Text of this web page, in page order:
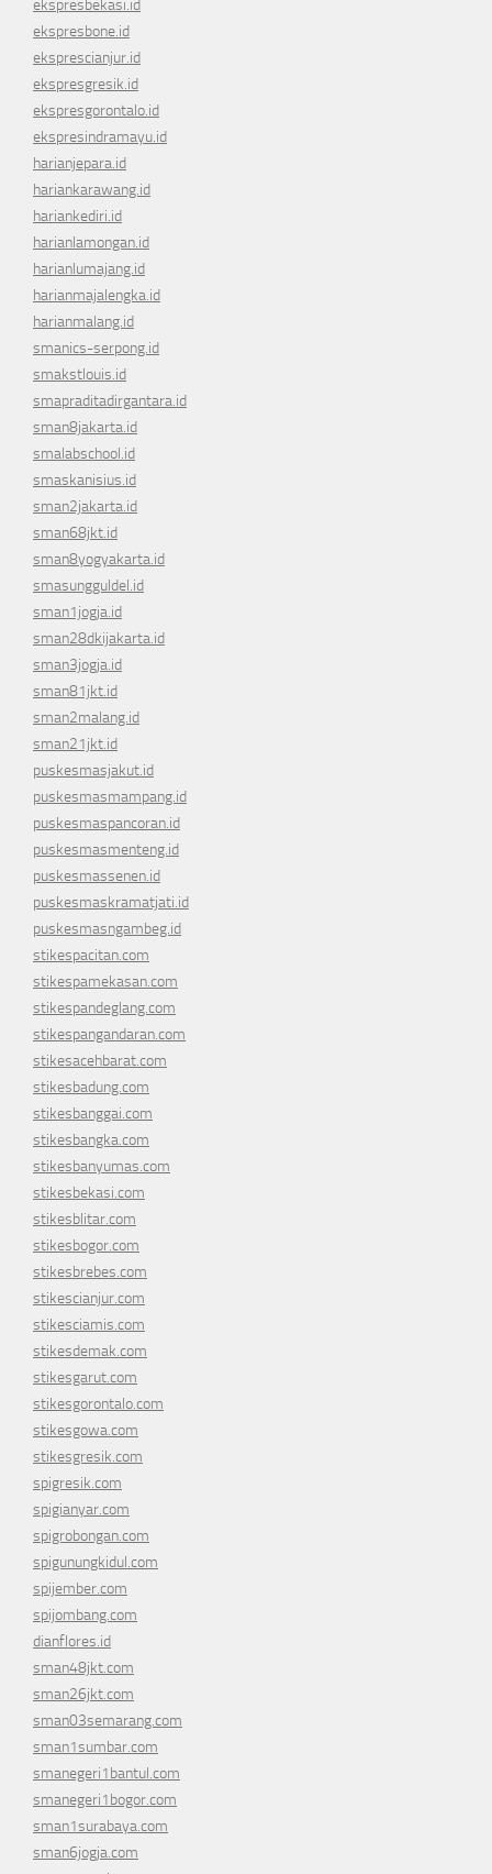
ekspresbekasi.id
ekspresbone.id
eksprescianjur.id
ekspresgresik.id
ekspresgorontalo.id
ekspresindramayu.id
harianjepara.id
hariankarawang.id
hariankediri.id
harianlamongan.id
harianlumajang.id
harianmajalengka.id
harianmalang.id
smanics-serpong.id
smakstlouis.id
smapraditadirgantara.id
sman8jakarta.id
smalabschool.id
smaskanisius.id
sman2jakarta.id
sman68jkt.id
sman8yogyakarta.id
smasungguldel.id
sman1jogja.id
sman28dkijakarta.id
sman3jogja.id
sman81jkt.id
sman2malang.id
sman21jkt.id
puskesmasjakut.id
puskesmasmampang.id
puskesmaspancoran.id
puskesmasmenteng.id
puskesmassenen.id
puskesmaskramatjati.id
puskesmasngambeg.id
stikespacitan.com
stikespamekasan.com
stikespandeglang.com
stikespangandaran.com
stikesacehbarat.com
stikesbadung.com
stikesbanggai.com
stikesbangka.com
stikesbanyumas.com
stikesbekasi.com
stikesblitar.com
stikesbogor.com
stikesbrebes.com
stikescianjur.com
stikesciamis.com
stikesdemak.com
stikesgarut.com
stikesgorontalo.com
stikesgowa.com
stikesgresik.com
spigresik.com
spigianyar.com
spigrobongan.com
spigunungkidul.com
spijember.com
spijombang.com
dianflores.id
sman48jkt.com
sman26jkt.com
sman03semarang.com
sman1sumbar.com
smanegeri1bantul.com
smanegeri1bogor.com
sman1surabaya.com
sman6jogja.com